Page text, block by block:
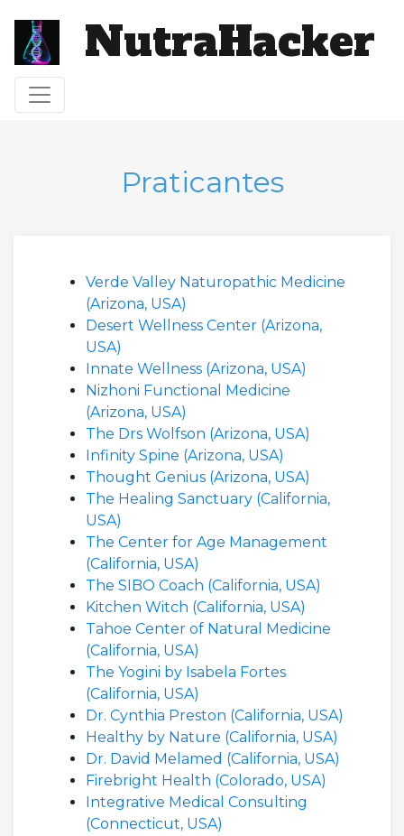
NutraHacker
Alternar navegação
Praticantes
Verde Valley Naturopathic Medicine
(Arizona, USA)
Desert Wellness Center (Arizona,
USA)
Innate Wellness (Arizona, USA)
Nizhoni Functional Medicine
(Arizona, USA)
The Drs Wolfson (Arizona, USA)
Infinity Spine (Arizona, USA)
Thought Genius (Arizona, USA)
The Healing Sanctuary (California,
USA)
The Center for Age Management
(California, USA)
The SIBO Coach (California, USA)
Kitchen Witch (California, USA)
Tahoe Center of Natural Medicine
(California, USA)
The Yogini by Isabela Fortes
(California, USA)
Dr. Cynthia Preston (California, USA)
Healthy by Nature (California, USA)
Dr. David Melamed (California, USA)
Firebright Health (Colorado, USA)
Integrative Medical Consulting
(Connecticut, USA)